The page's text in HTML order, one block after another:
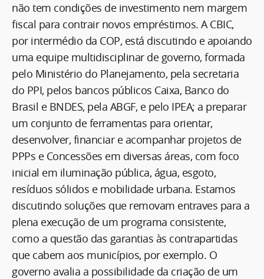
não tem condições de investimento nem margem
fiscal para contrair novos empréstimos. A CBIC,
por intermédio da COP, está discutindo e apoiando
uma equipe multidisciplinar de governo, formada
pelo Ministério do Planejamento, pela secretaria
do PPI, pelos bancos públicos Caixa, Banco do
Brasil e BNDES, pela ABGF, e pelo IPEA; a preparar
um conjunto de ferramentas para orientar,
desenvolver, financiar e acompanhar projetos de
PPPs e Concessões em diversas áreas, com foco
inicial em iluminação pública, água, esgoto,
resíduos sólidos e mobilidade urbana. Estamos
discutindo soluções que removam entraves para a
plena execução de um programa consistente,
como a questão das garantias às contrapartidas
que cabem aos municípios, por exemplo. O
governo avalia a possibilidade da criação de um